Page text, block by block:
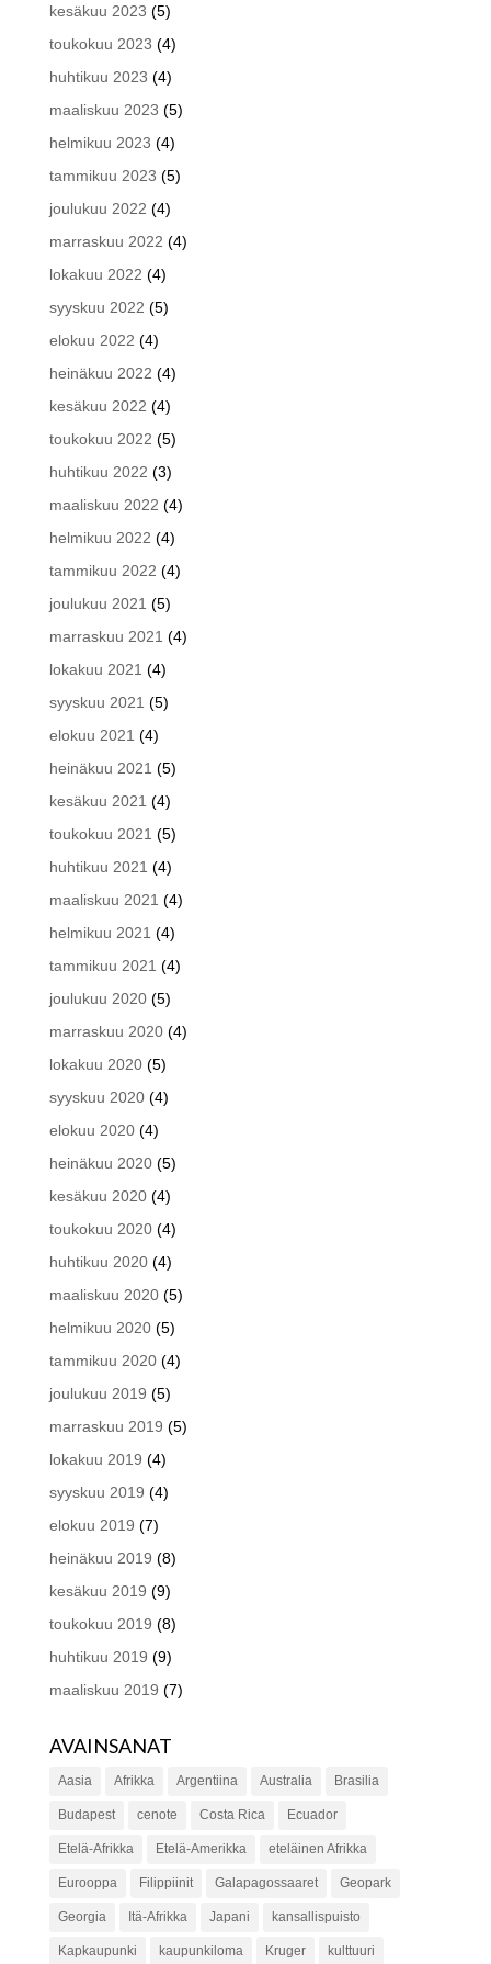
kesäkuu 2023 (5)
toukokuu 2023 (4)
huhtikuu 2023 (4)
maaliskuu 2023 (5)
helmikuu 2023 (4)
tammikuu 2023 (5)
joulukuu 2022 (4)
marraskuu 2022 (4)
lokakuu 2022 (4)
syyskuu 2022 (5)
elokuu 2022 (4)
heinäkuu 2022 (4)
kesäkuu 2022 (4)
toukokuu 2022 (5)
huhtikuu 2022 (3)
maaliskuu 2022 (4)
helmikuu 2022 (4)
tammikuu 2022 (4)
joulukuu 2021 (5)
marraskuu 2021 (4)
lokakuu 2021 (4)
syyskuu 2021 (5)
elokuu 2021 (4)
heinäkuu 2021 (5)
kesäkuu 2021 (4)
toukokuu 2021 (5)
huhtikuu 2021 (4)
maaliskuu 2021 (4)
helmikuu 2021 (4)
tammikuu 2021 (4)
joulukuu 2020(5)
marraskuu 2020(4)
lokakuu 2020(5)
syyskuu 2020(4)
elokuu 2020(4)
heinäkuu 2020(5)
kesäkuu 2020(4)
toukokuu 2020(4)
huhtikuu 2020(4)
maaliskuu 2020(5)
helmikuu 2020(5)
tammikuu 2020(4)
joulukuu 2019 (5)
marraskuu 2019 (5)
lokakuu 2019 (4)
syyskuu 2019 (4)
elokuu 2019 (7)
heinäkuu 2019 (8)
kesäkuu 2019 (9)
toukokuu 2019 (8)
huhtikuu 2019 (9)
maaliskuu 2019 (7)
AVAINSANAT
Aasia Afrikka Argentiina Australia Brasilia
Budapest cenote Costa Rica Ecuador
Etelä-Afrikka Etelä-Amerikka eteläinen Afrikka
Eurooppa Filippiinit Galapagossaaret Geopark
Georgia Itä-Afrikka Japani kansallispuisto
Kapkaupunki kaupunkiloma Kruger kulttuuri